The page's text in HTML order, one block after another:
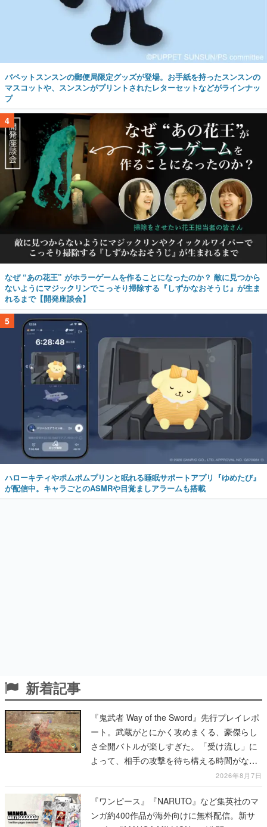
パペットスンスンの郵便局限定グッズが登場。お手紙を持ったスンスンの
マスコットや、スンスンがプリントされたレターセットなどがラインナッ
プ
4
なぜ “あの花王” がホラーゲームを作ることになったのか？ 敵に見つから
ないようにマジックリンでこっそり掃除する『しずかなおそうじ』が生ま
れるまで【開発座談会】
5
ハローキティやポムポムプリンと眠れる睡眠サポートアプリ『ゆめたび』
が配信中。キャラごとのASMRや目覚ましアラームも搭載
新着記事
『鬼武者 Way of the Sword』先行プレイレポ
ート。武蔵がとにかく攻めまくる、豪傑らし
さ全開バトルが楽しすぎた。「受け流し」に
よって、相手の攻撃を待ち構える時間がなく
2026年8月7日
『ワンピース』『NARUTO』など集英社のマ
ンガ約400作品が海外向けに無料配信。新サ